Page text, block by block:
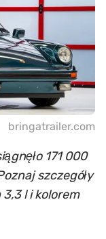
bringatrailer.com
171 000
szczegóły
l i kolorem